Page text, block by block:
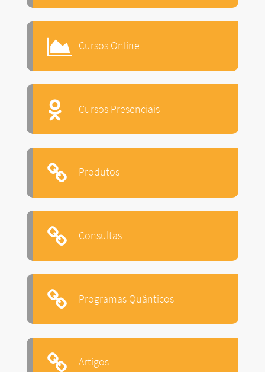
Cursos Online
Cursos Presenciais
Produtos
Consultas
Programas Quânticos
Artigos